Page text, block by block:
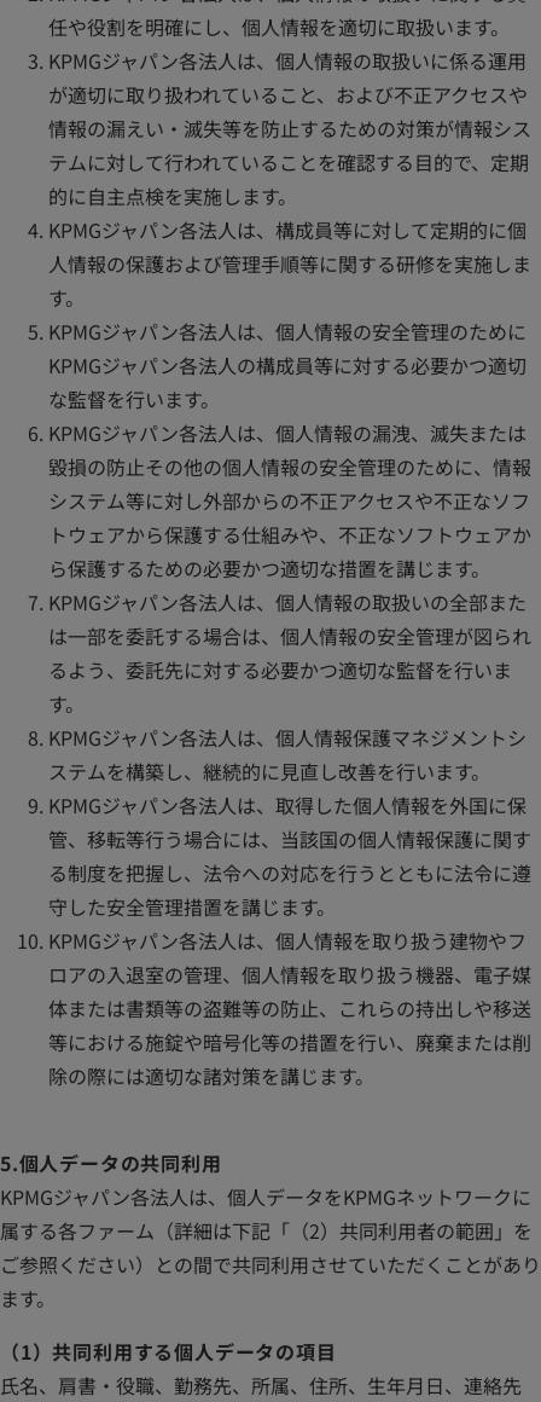
任や役割を明確にし、個人情報を適切に取扱います。
KPMGジャパン各法人は、個人情報の取扱いに係る運用
が適切に取り扱われていること、および不正アクセスや
情報の漏えい・滅失等を防止するための対策が情報シス
テムに対して行われていることを確認する目的で、定期
的に自主点検を実施します。
KPMGジャパン各法人は、構成員等に対して定期的に個
人情報の保護および管理手順等に関する研修を実施しま
す。
KPMGジャパン各法人は、個人情報の安全管理のために
KPMGジャパン各法人の構成員等に対する必要かつ適切
な監督を行います。
KPMGジャパン各法人は、個人情報の漏洩、滅失または
毀損の防止その他の個人情報の安全管理のために、情報
システム等に対し外部からの不正アクセスや不正なソフ
トウェアから保護する仕組みや、不正なソフトウェアか
ら保護するための必要かつ適切な措置を講じます。
KPMGジャパン各法人は、個人情報の取扱いの全部また
は一部を委託する場合は、個人情報の安全管理が図られ
るよう、委託先に対する必要かつ適切な監督を行いま
す。
KPMGジャパン各法人は、個人情報保護マネジメントシ
ステムを構築し、継続的に見直し改善を行います。
KPMGジャパン各法人は、取得した個人情報を外国に保
管、移転等行う場合には、当該国の個人情報保護に関す
る制度を把握し、法令への対応を行うとともに法令に遵
守した安全管理措置を講じます。
KPMGジャパン各法人は、個人情報を取り扱う建物やフ
ロアの入退室の管理、個人情報を取り扱う機器、電子媒
体または書類等の盗難等の防止、これらの持出しや移送
等における施錠や暗号化等の措置を行い、廃棄または削
除の際には適切な諸対策を講じます。
5.個人データの共同利用
KPMGジャパン各法人は、個人データをKPMGネットワークに
属する各ファーム（詳細は下記「（2）共同利用者の範囲」を
ご参照ください）との間で共同利用させていただくことがあり
ます。
（1）共同利用する個人データの項目
氏名、肩書・役職、勤務先、所属、住所、生年月日、連絡先